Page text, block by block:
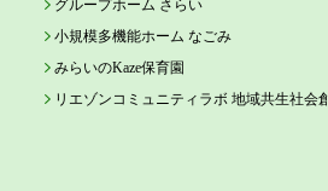
グループホーム さらい
小規模多機能ホーム なごみ
みらいのKaze保育園
リエゾンコミュニティラボ 地域共生社会